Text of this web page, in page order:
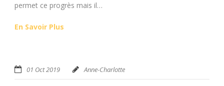
permet ce progrès mais il…
En Savoir Plus
01 Oct 2019 Anne-Charlotte